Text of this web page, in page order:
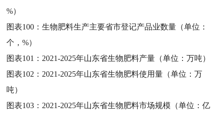
%）
图表100：生物肥料生产主要省市登记产品业数量（单位：
个，%）
图表101： 2021-2025年山东省生物肥料产量（单位：万吨）
图表102： 2021-2025年山东省生物肥料使用量（单位：万
吨）
图表103： 2021-2025年山东省生物肥料市场规模（单位：亿